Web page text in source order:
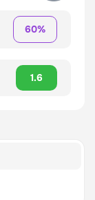
60%
1.6